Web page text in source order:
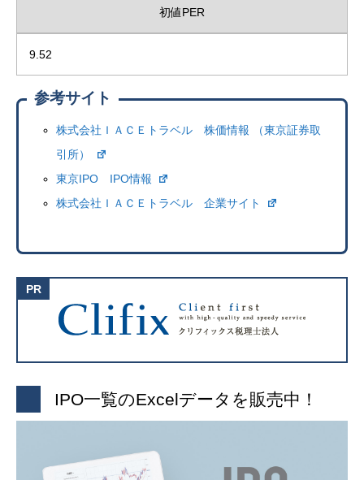
初値PER
9.52
参考サイト
株式会社ＩＡＣＥトラベル 株価情報 （東京証券取
引所）
東京IPO IPO情報
株式会社ＩＡＣＥトラベル 企業サイト
IPO一覧のExcelデータを販売中！